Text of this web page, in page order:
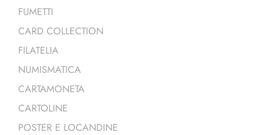
FUMETTI
CARD COLLECTION
FILATELIA
NUMISMATICA
CARTAMONETA
CARTOLINE
POSTER E LOCANDINE